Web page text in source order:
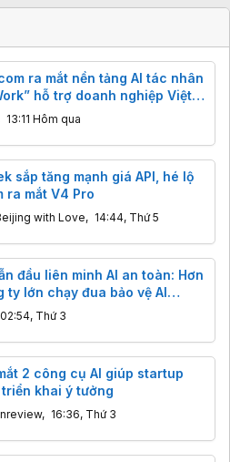
ra mắt nền tảng AI tác nhân
hỗ trợ doanh nghiệp Việt
13:11 Hôm qua
sắp tăng mạnh giá API, hé lộ
ra mắt V4 Pro
with Love, 14:44, Thứ 5
đầu liên minh AI an toàn: Hơn
ty lớn chạy đua bảo vệ AI
02:54, Thứ 3
2 công cụ AI giúp startup
khai ý tưởng
, 16:36, Thứ 3